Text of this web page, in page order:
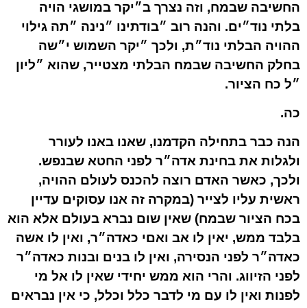
החשיבה שבמח, וזה נצרך ב״יקר במושגי הויה
בלתי נוד״ים. והנה רוב ״בודתינו ״נינה ״תה גילוי
ההויה הבלתי נוד״ת, ולכך ״יקר השמוש י״שה
בחלק החשיבה שבמח הבלתי מצטייר, שהוא ״ליון
״ל כח הציור.
כה.
הנה כבר בתחילה הקדמנו, שאנו באנו לעורר
ולגלות את בחינת אדה״ר לפני החטא שבנפש.
ולכך, כאשר האדם רוצה להכנס לעולם ההויה,
ראשית עליו לצייר (במקרה זה אנו עסוקים עדיין
בכח הציור שבמח) שאין שום נברא בעולם אלא הוא
בלבד ממש, יאין לו אב ואםי כאדה״ר, ואין לו אשה
כאדה״ר לפני הנסירה, ואין לו בנים ובנות כאדה״ר
לפני הזיווג. והרי הוא ממש יחידי שאין לו אל מי
לפנות ואין לו עם מי לדבר כלל וכלל, כי אין נבראים